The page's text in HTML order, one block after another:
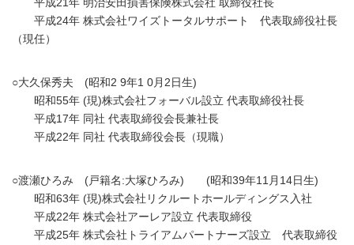
平成21年 明治安田損害保険株式会社 取締役社長
平成24年 株式会社ワイズトータルサポート 代表取締役社長
（現任）
○大久保秀夫 (昭和2 9年1 0月2日生)
昭和55年 (現)株式会社フォーバル設立 代表取締役社長
平成17年 同社 代表取締役会長兼社長
平成22年 同社 代表取締役会長（現職）
○渡瀬ひろみ (戸籍名:大塚ひろみ) (昭和39年11月14日生)
昭和63年 (現)株式会社リクルートホールディングス入社
平成22年 株式会社アーレア設立 代表取締役
平成25年 株式会社トライアムパートナーズ設立 代表取締役